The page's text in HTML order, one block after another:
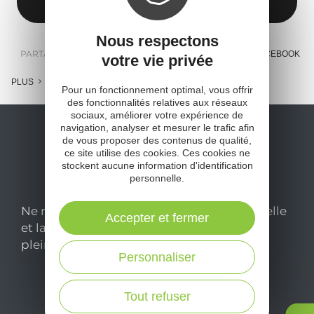
PARTAGER : E-MAIL MESSENGER FACEBOOK
PLUS
Ne manquez pas notre newsletter mensuelle
et laissez-vous inspirer pour profiter
pleinement de votre séjour en Aveyron.
Je m'abonne ici
Nous respectons
votre vie privée
Pour un fonctionnement optimal, vous offrir
des fonctionnalités relatives aux réseaux
sociaux, améliorer votre expérience de
navigation, analyser et mesurer le trafic afin
de vous proposer des contenus de qualité,
ce site utilise des cookies. Ces cookies ne
stockent aucune information d'identification
personnelle.
Tout refuser
Personnaliser
Accepter et fermer